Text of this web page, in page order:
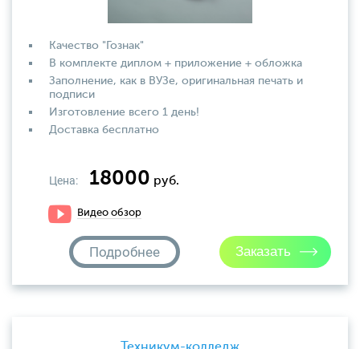
Качество "Гознак"
В комплекте диплом + приложение + обложка
Заполнение, как в ВУЗе, оригинальная печать и
подписи
Изготовление всего 1 день!
Доставка бесплатно
Цена: 18000 руб.
Видео обзор
Подробнее